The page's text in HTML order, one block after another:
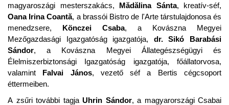
magyaroszági mesterszakács, Mădălina Sánta, kreatív-séf,
Oana Irina Coantă, a brassói Bistro de l'Arte társtulajdonosa és
menedzsere, Könczei Csaba, a Kovászna Megyei
Mezőgazdasági Igazgatóság igazgatója, dr. Sikó Barabási
Sándor, a Kovászna Megyei Állategészségügyi és
Élelmiszerbiztonsági Igazgatóság igazgatója, főállatorvosa,
valamint Falvai János, vezető séf a Bertis cégcsoport
éttermeiben.
A zsűri további tagjaUhrin Sándor, a magyarországi Csabai